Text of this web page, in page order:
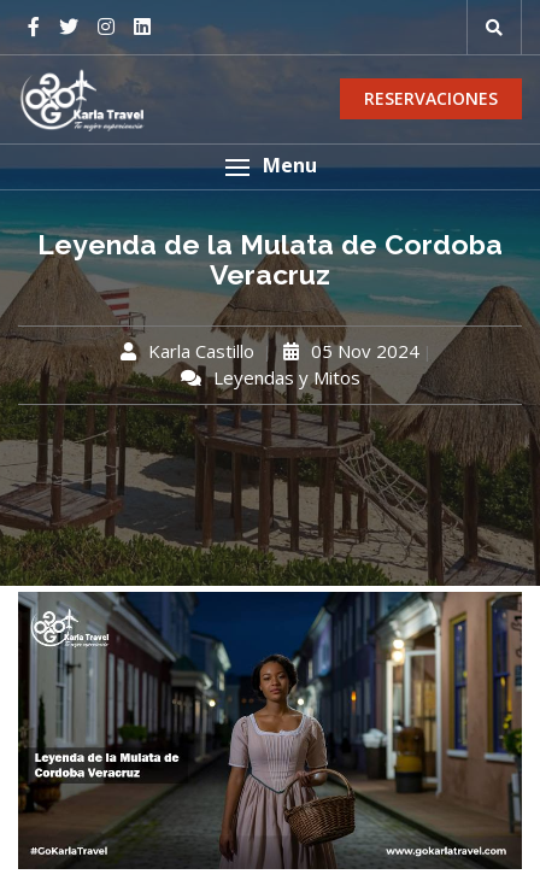
RESERVACIONES
Menu
Leyenda de la Mulata de Cordoba
Veracruz
Karla Castillo
05 Nov 2024
Leyendas y Mitos